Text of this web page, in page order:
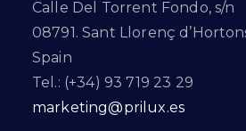
Calle Del Torrent Fondo, s/n
08791. Sant Llorenç
Spain
Tel.: (+34) 93 719 23 29
marketing@prilux.es